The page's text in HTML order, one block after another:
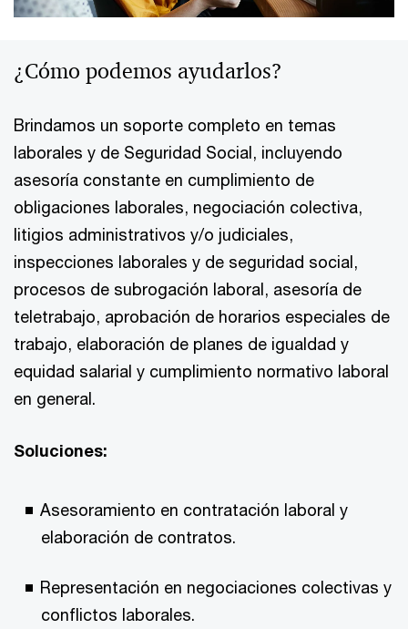
¿Cómo podemos ayudarlos?
Brindamos un soporte completo en temas
laborales y de Seguridad Social, incluyendo
asesoría constante en cumplimiento de
obligaciones laborales, negociación colectiva,
litigios administrativos y/o judiciales,
inspecciones laborales y de seguridad social,
procesos de subrogación laboral, asesoría de
teletrabajo, aprobación de horarios especiales de
trabajo, elaboración de planes de igualdad y
equidad salarial y cumplimiento normativo laboral
en general.
Soluciones:
Asesoramiento en contratación laboral y
elaboración de contratos.
Representación en negociaciones colectivas y
conflictos laborales.